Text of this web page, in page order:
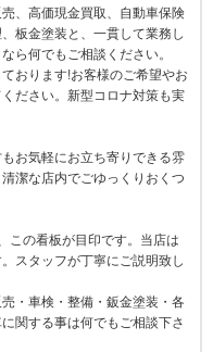
、高価現金買取、自動車保険
板金塗装と、一貫して業務し
ら何でもご相談ください。
おります!お客様のご希望やお
ださい。新型コロナ対策も実
お気軽にお立ち寄りできる雰
潔な店内でごゆっくりおくつ
この看板が目印です。当店は
スタッフが丁寧にご説明致し
・車検・整備・鈑金塗装・各
関する事は何でもご相談下さ